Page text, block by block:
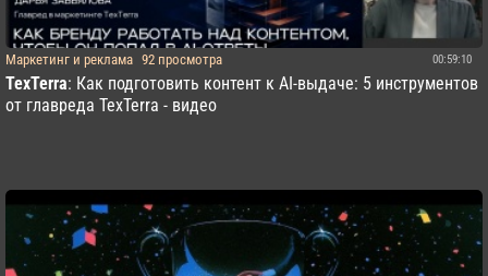
00:59:10
Маркетинг и реклама 92 просмотра
TexTerra: Как подготовить контент к AI-выдаче: 5 инструментов
от главреда TexTerra - видео